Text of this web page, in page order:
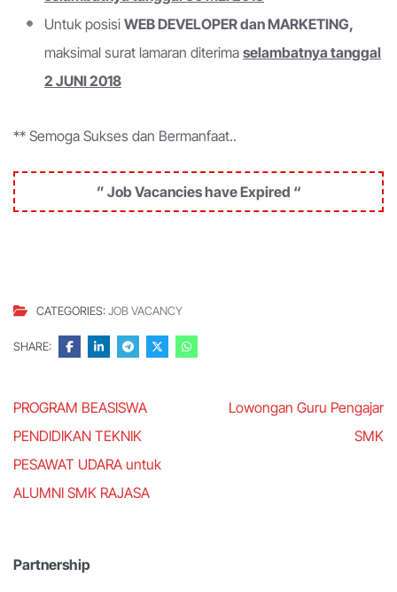
Untuk posisi WEB DEVELOPER dan MARKETING,
maksimal surat lamaran diterima selambatnya tanggal
2 JUNI 2018
** Semoga Sukses dan Bermanfaat..
” Job Vacancies have Expired “
CATEGORIES:JOB VACANCY
SHARE:
Post
navigation
PROGRAM BEASISWA
PENDIDIKAN TEKNIK
PESAWAT UDARA untuk
ALUMNI SMK RAJASA
Lowongan Guru Pengajar
SMK
Partnership